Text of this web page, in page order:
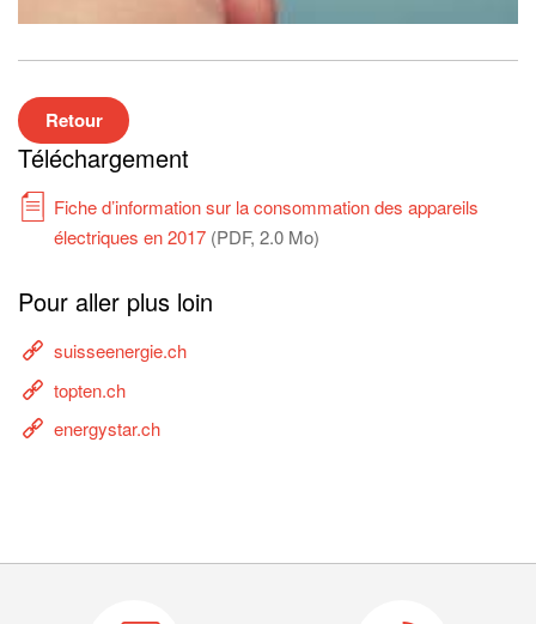
Retour
Téléchargement
Fiche d’information sur la consommation des appareils
électriques en 2017 (PDF, 2.0 Mo)
Pour aller plus loin
suisseenergie.ch
topten.ch
energystar.ch